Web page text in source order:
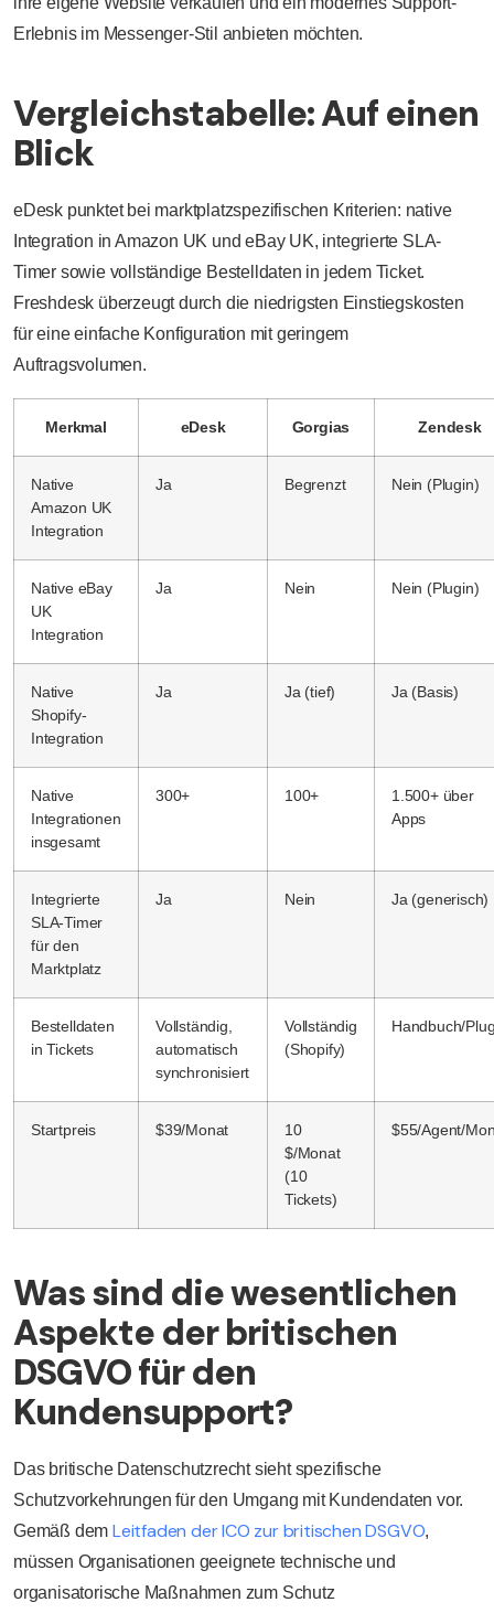
Erlebnis im Messenger-Stil anbieten möchten.
Vergleichstabelle: Auf einen
Blick
eDesk punktet bei marktplatzspezifischen Kriterien: native
Integration in Amazon UK und eBay UK, integrierte SLA-
Timer sowie vollständige Bestelldaten in jedem Ticket.
Freshdesk überzeugt durch die niedrigsten Einstiegskosten
für eine einfache Konfiguration mit geringem
Auftragsvolumen.
Merkmal eDesk Gorgias Zendesk
Native
Amazon UK
Integration
Ja Begrenzt Nein (Plugin)
Native eBay
UK
Integration
Ja Nein Nein (Plugin)
Native
Shopify-
Integration
Ja Ja (tief) Ja (Basis)
Native
Integrationen
insgesamt
300+ 100+
1.500+ über
Apps
Integrierte
SLA-Timer
für den
Marktplatz
Ja Nein Ja (generisch)
Bestelldaten
in Tickets
Vollständig,
automatisch
synchronisiert
Vollständig
(Shopify)
Handbuch/
Startpreis $39/Monat
10
$/Monat
(10
Tickets)
$55/Agent/
Was sind die wesentlichen
Aspekte der britischen
DSGVO für den
Kundensupport?
Das britische Datenschutzrecht sieht spezifische
Schutzvorkehrungen für den Umgang mit Kundendaten vor.
Gemäß dem Leitfaden der ICO zur britischen DSGVO,
müssen Organisationen geeignete technische und
organisatorische Maßnahmen zum Schutz